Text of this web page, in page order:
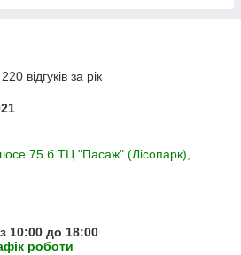
відгуків за рік
75 б ТЦ "Пасаж" (Лісопарк),
10:00 до 18:00
роботи